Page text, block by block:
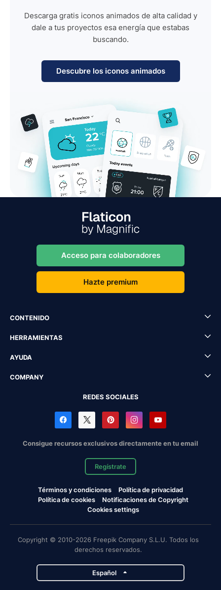
Descarga gratis iconos animados de alta calidad y
dale a tus proyectos esa energía que estabas
buscando.
Descubre los iconos animados
Acceso para colaboradores
Hazte premium
CONTENIDO
HERRAMIENTAS
AYUDA
COMPANY
REDES SOCIALES
Consigue recursos exclusivos directamente en tu email
Regístrate
Términos y condiciones
Política de privacidad
Política de cookies
Notificaciones de Copyright
Cookies settings
Copyright © 2010-2026 Freepik Company S.L.U. Todos los
derechos reservados.
Español